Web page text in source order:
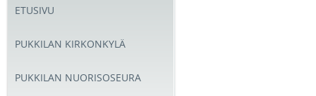
ETUSIVU
PUKKILAN KIRKONKYLÄ
PUKKILAN NUORISOSEURA